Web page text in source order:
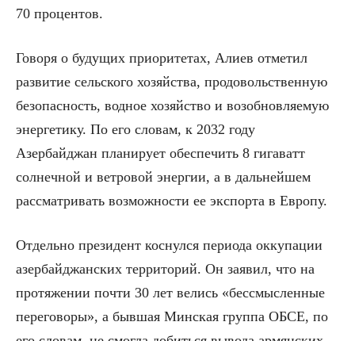
70 процентов.
Говоря о будущих приоритетах, Алиев отметил
развитие сельского хозяйства, продовольственную
безопасность, водное хозяйство и возобновляемую
энергетику. По его словам, к 2032 году
Азербайджан планирует обеспечить 8 гигаватт
солнечной и ветровой энергии, а в дальнейшем
рассматривать возможности ее экспорта в Европу.
Отдельно президент коснулся периода оккупации
азербайджанских территорий. Он заявил, что на
протяжении почти 30 лет велись «бессмысленные
переговоры», а бывшая Минская группа ОБСЕ, по